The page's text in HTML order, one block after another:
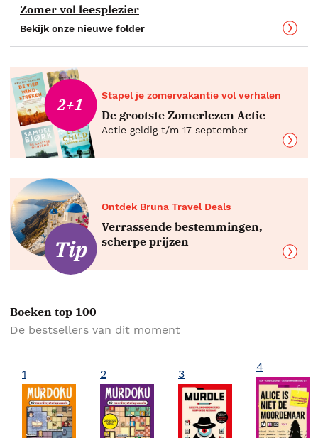
Zomer vol leesplezier
Bekijk onze nieuwe folder
2+1 Stapel je zomervakantie vol verhalen
De grootste Zomerlezen Actie
Actie geldig t/m 17 september
Ontdek Bruna Travel Deals
Verrassende bestemmingen,
scherpe prijzen
Boeken top 100
De bestsellers van dit moment
1 2 3 4